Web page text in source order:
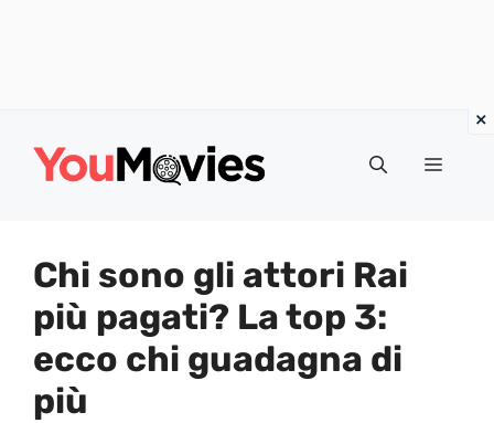
Menu
Chi sono gli attori Rai
più pagati? La top 3:
ecco chi guadagna di
più